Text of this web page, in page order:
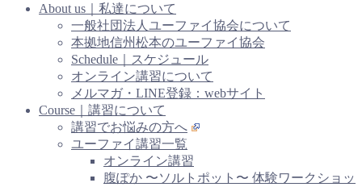
About us｜私達について
一般社団法人ユーファイ協会について
本拠地信州松本のユーファイ協会
Schedule｜スケジュール
オンライン講習について
メルマガ・LINE登録：webサイト
Course｜講習について
講習でお悩みの方へ
ユーファイ講習一覧
オンライン講習
腹ぽか 〜ソルトポット〜 体験ワークショッ